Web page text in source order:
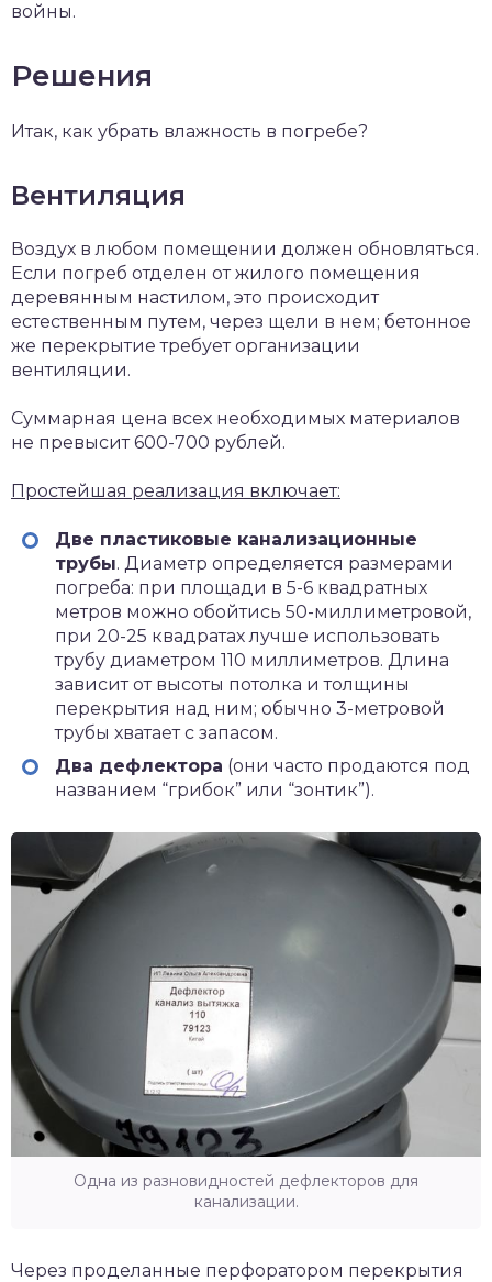
войны.
Решения
Итак, как убрать влажность в погребе?
Вентиляция
Воздух в любом помещении должен обновляться.
Если погреб отделен от жилого помещения
деревянным настилом, это происходит
естественным путем, через щели в нем; бетонное
же перекрытие требует организации
вентиляции.
Суммарная цена всех необходимых материалов
не превысит 600-700 рублей.
Простейшая реализация включает:
Две пластиковые канализационные
трубы. Диаметр определяется размерами
погреба: при площади в 5-6 квадратных
метров можно обойтись 50-миллиметровой,
при 20-25 квадратах лучше использовать
трубу диаметром 110 миллиметров. Длина
зависит от высоты потолка и толщины
перекрытия над ним; обычно 3-метровой
трубы хватает с запасом.
Два дефлектора (они часто продаются под
названием “грибок” или “зонтик”).
Одна из разновидностей дефлекторов для
канализации.
Через проделанные перфоратором перекрытия